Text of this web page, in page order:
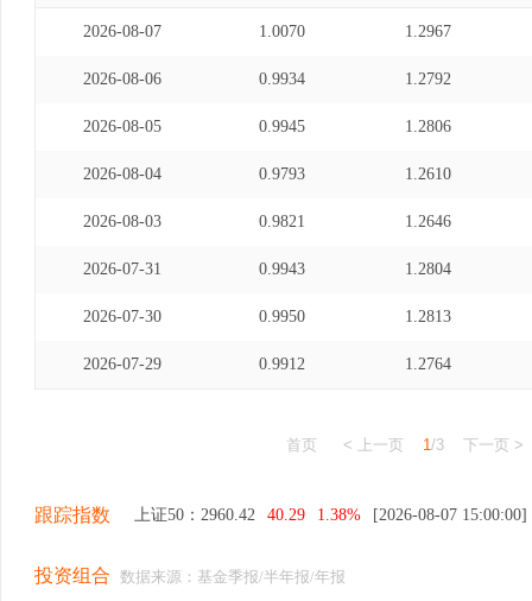
2026-08-07 1.0070 1.2967
2026-08-06 0.9934 1.2792
2026-08-05 0.9945 1.2806
2026-08-04 0.9793 1.2610
2026-08-03 0.9821 1.2646
2026-07-31 0.9943 1.2804
2026-07-30 0.9950 1.2813
2026-07-29 0.9912 1.2764
首页 < 上一页 1/3 下一页 >
跟踪指数 上证50： 2960.42 40.29 1.38% [2026-08-07 15:00:00]
投资组合 数据来源：基金季报/半年报/年报